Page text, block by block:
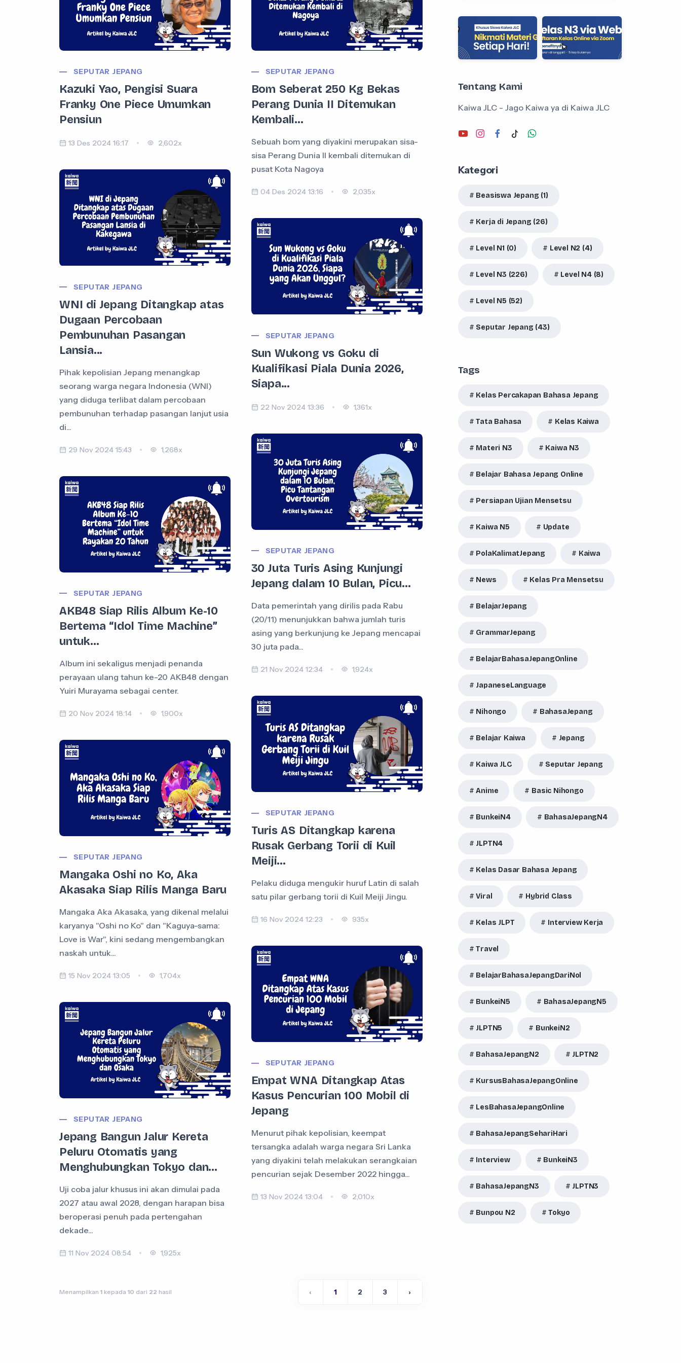
SEPUTAR JEPANG
Kazuki Yao, Pengisi Suara
Franky One Piece Umumkan
Pensiun
13 Des 2024 16:17 2,602x
SEPUTAR JEPANG
Bom Seberat 250 Kg Bekas
Perang Dunia II Ditemukan
Kembali...
Sebuah bom yang diyakini merupakan sisa-
sisa Perang Dunia II kembali ditemukan di
pusat Kota Nagoya
04 Des 2024 13:16 2,035x
SEPUTAR JEPANG
WNI di Jepang Ditangkap atas
Dugaan Percobaan
Pembunuhan Pasangan
Lansia...
Pihak kepolisian Jepang menangkap
seorang warga negara Indonesia (WNI)
yang diduga terlibat dalam percobaan
pembunuhan terhadap pasangan lanjut usia
di...
29 Nov 2024 15:43 1,268x
SEPUTAR JEPANG
Sun Wukong vs Goku di
Kualifikasi Piala Dunia 2026,
Siapa...
22 Nov 2024 13:36 1,361x
SEPUTAR JEPANG
30 Juta Turis Asing Kunjungi
Jepang dalam 10 Bulan, Picu...
Data pemerintah yang dirilis pada Rabu
(20/11) menunjukkan bahwa jumlah turis
asing yang berkunjung ke Jepang mencapai
30 juta pada...
21 Nov 2024 12:34 1,924x
SEPUTAR JEPANG
AKB48 Siap Rilis Album Ke-10
Bertema “Idol Time Machine”
untuk...
Album ini sekaligus menjadi penanda
perayaan ulang tahun ke-20 AKB48 dengan
Yuiri Murayama sebagai center.
20 Nov 2024 18:14 1,900x
SEPUTAR JEPANG
Turis AS Ditangkap karena
Rusak Gerbang Torii di Kuil
Meiji...
Pelaku diduga mengukir huruf Latin di salah
satu pilar gerbang torii di Kuil Meiji Jingu.
16 Nov 2024 12:23 935x
SEPUTAR JEPANG
Mangaka Oshi no Ko, Aka
Akasaka Siap Rilis Manga Baru
Mangaka Aka Akasaka, yang dikenal melalui
karyanya "Oshi no Ko" dan "Kaguya-sama:
Love is War", kini sedang mengembangkan
naskah untuk...
15 Nov 2024 13:05 1,704x
SEPUTAR JEPANG
Empat WNA Ditangkap Atas
Kasus Pencurian 100 Mobil di
Jepang
Menurut pihak kepolisian, keempat
tersangka adalah warga negara Sri Lanka
yang diyakini telah melakukan serangkaian
pencurian sejak Desember 2022 hingga...
13 Nov 2024 13:04 2,010x
SEPUTAR JEPANG
Jepang Bangun Jalur Kereta
Peluru Otomatis yang
Menghubungkan Tokyo dan...
Uji coba jalur khusus ini akan dimulai pada
2027 atau awal 2028, dengan harapan bisa
beroperasi penuh pada pertengahan
dekade...
11 Nov 2024 08:54 1,925x
Menampilkan 1 kepada 10 dari 22 hasil ‹ 1 2 3 ›
Tentang Kami
Kaiwa JLC - Jago Kaiwa ya di Kaiwa JLC
Kategori
Beasiswa Jepang (1)
Kerja di Jepang (26)
Level N1 (0) Level N2 (4)
Level N3 (226) Level N4 (8)
Level N5 (52)
Seputar Jepang (43)
Tags
Kelas Percakapan Bahasa Jepang
Tata Bahasa Kelas Kaiwa
Materi N3 Kaiwa N3
Belajar Bahasa Jepang Online
Persiapan Ujian Mensetsu
Kaiwa N5 Update
PolaKalimatJepang Kaiwa
News Kelas Pra Mensetsu
BelajarJepang
GrammarJepang
BelajarBahasaJepangOnline
JapaneseLanguage
Nihongo BahasaJepang
Belajar Kaiwa Jepang
Kaiwa JLC Seputar Jepang
Anime Basic Nihongo
BunkeiN4 BahasaJepangN4
JLPTN4
Kelas Dasar Bahasa Jepang
Viral Hybrid Class
Kelas JLPT Interview Kerja
Travel
BelajarBahasaJepangDariNol
BunkeiN5 BahasaJepangN5
JLPTN5 BunkeiN2
BahasaJepangN2 JLPTN2
KursusBahasaJepangOnline
LesBahasaJepangOnline
BahasaJepangSehariHari
Interview BunkeiN3
BahasaJepangN3 JLPTN3
Bunpou N2 Tokyo